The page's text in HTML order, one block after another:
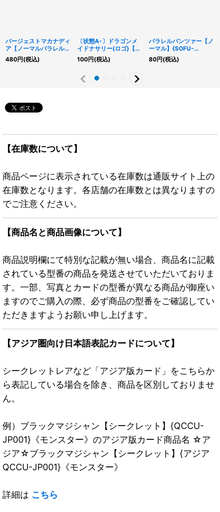
バージェストマカナディ
ア【ノーマルパラレル】
{24EP-JP116}《罠》
480円(税込)
〔状態A-〕ドラゴンメ
イドナサリー(ロゴ)【シ
ークレット】{QCTB-
JP003}《モンスター》
100円(税込)
パラレルパンツァー【ノ
ーマル】{SOFU-
JP066}《魔法》
80円(税込)
【在庫数について】
商品ページに表示されている在庫数は通販サイト上の
在庫数となります。各店舗の在庫数とは異なりますの
でご注意ください。
【商品名と商品画像について】
商品説明欄にて特別な記載が無い場合、商品名に記載
されている型番の商品を発送させていただいておりま
す。一部、写真とカードの型番が異なる商品が御座い
ますのでご購入の際、必ず商品の型番をご確認してい
ただきますようお願い申し上げます。
【アジア圏向け日本語表記カードについて】
シークレットレアなど「アジア版カード」をこちらか
ら表記している場合を除き、商品を区別しておりませ
ん。
例）ブラックマジシャン【シークレット】{QCCU-
JP001}《モンスター》のアジア版カード商品名 ☆ア
ジア☆ブラックマジシャン【シークレット】{アジア
QCCU-JP001}《モンスター》
詳細は こちら